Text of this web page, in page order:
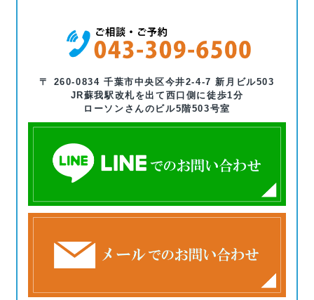
〒 260-0834 千葉市中央区今井2-4-7 新月ビル503
JR蘇我駅改札を出て西口側に徒歩1分
ローソンさんのビル5階503号室